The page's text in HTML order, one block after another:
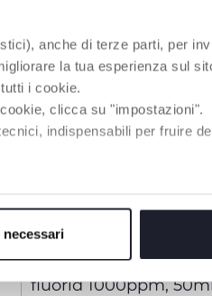
anche di terze parti, per
la tua esperienza sul
i cookie.
clicca su "impostazioni".
indispensabili per fruire
necessari
Dentifrice tuttifrutti,
fluorid 1000ppm,